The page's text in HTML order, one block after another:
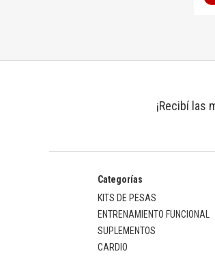
¡Recibí las
Categorías
KITS DE PESAS
ENTRENAMIENTO FUNCIONAL
SUPLEMENTOS
CARDIO